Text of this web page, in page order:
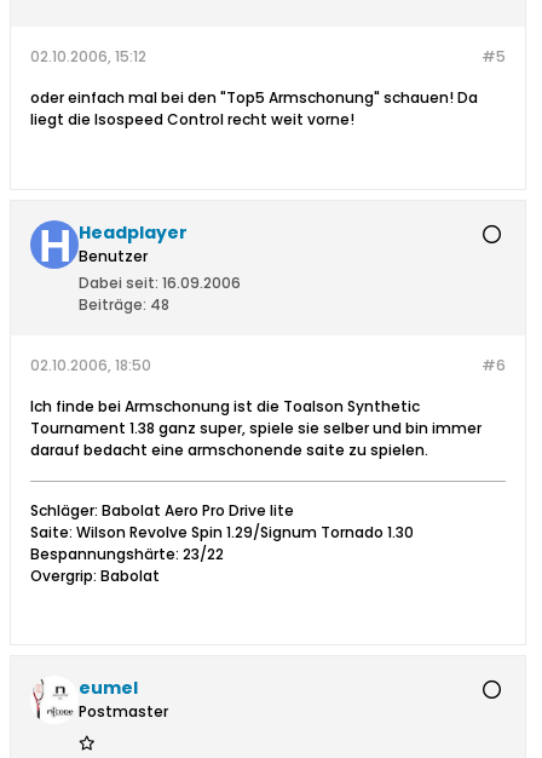
#5
02.10.2006, 15:12
oder einfach mal bei den "Top5 Armschonung" schauen! Da
liegt die Isospeed Control recht weit vorne!
Headplayer
Benutzer
Dabei seit: 16.09.2006
Beiträge: 48
#6
02.10.2006, 18:50
Ich finde bei Armschonung ist die Toalson Synthetic
Tournament 1.38 ganz super, spiele sie selber und bin immer
darauf bedacht eine armschonende saite zu spielen.
Schläger: Babolat Aero Pro Drive lite
Saite: Wilson Revolve Spin 1.29/Signum Tornado 1.30
Bespannungshärte: 23/22
Overgrip: Babolat
eumel
Postmaster